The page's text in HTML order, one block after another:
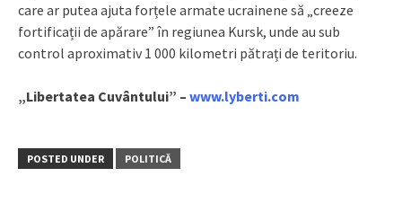
care ar putea ajuta forțele armate ucrainene să „creeze
fortificații de apărare” în regiunea Kursk, unde au sub
control aproximativ 1 000 kilometri pătrați de teritoriu.
„Libertatea Cuvântului” – www.lyberti.com
POSTED UNDER POLITICĂ